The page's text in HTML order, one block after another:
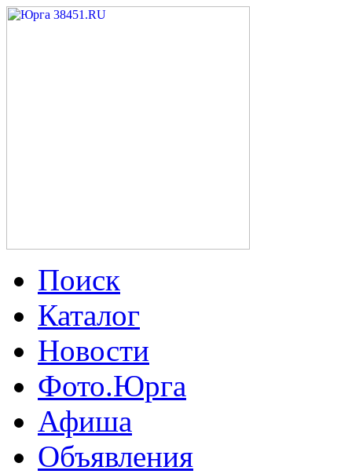
Поиск
Каталог
Новости
Фото.Юрга
Афиша
Объявления